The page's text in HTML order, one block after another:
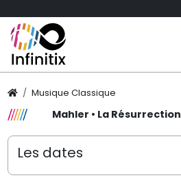
Musique Classique
Mahler • La Résurrection
Les dates